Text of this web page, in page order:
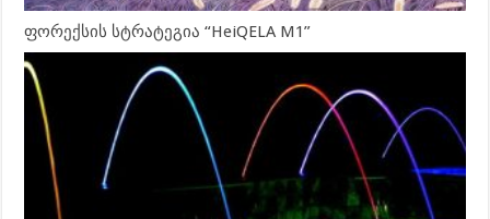
ფორექსის სტრატეგია “HeiQELA M1”